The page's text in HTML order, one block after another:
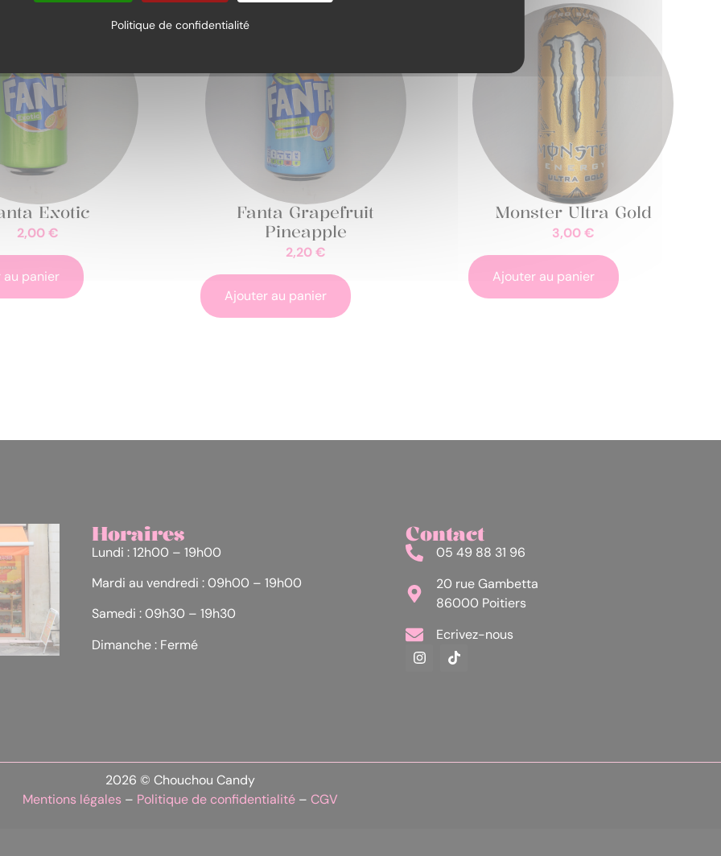
Exotic
2,00€
panier
Fanta Grapefruit
Pineapple
2,20€
Ajouter au panier
Monster Ultra Gold
3,00€
Ajouter au panier
Horaires
Lundi : 12h00 – 19h00
Mardi au vendredi : 09h00 – 19h00
Samedi : 09h30 – 19h30
Dimanche : Fermé
Contact
05 49 88 31 96
20 rue Gambetta
86000 Poitiers
Ecrivez-nous
2026 © Chouchou Candy
Mentions légales – Politique de confidentialité – CGV
Politique de confidentialité